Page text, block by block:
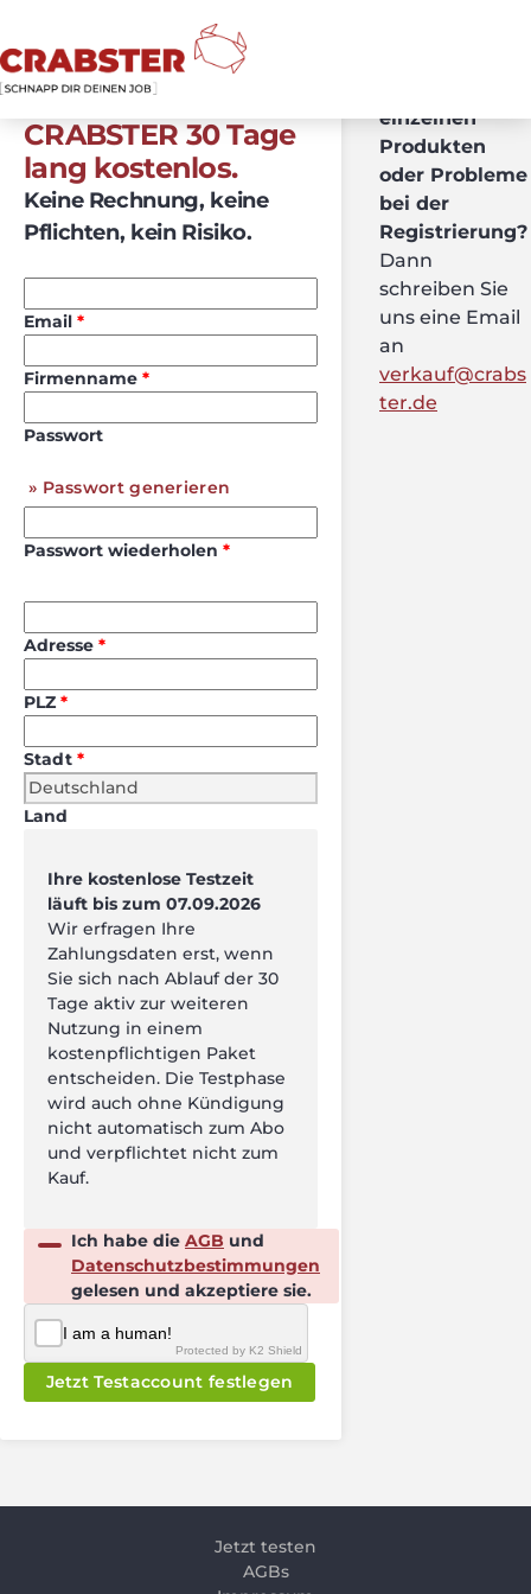
Nutzen Sie
CRABSTER 30 Tage
lang kostenlos.
Keine Rechnung, keine
Pflichten, kein Risiko.
Email
Firmenname
Passwort
Passwort generieren
Passwort wiederholen
Adresse
PLZ
Stadt
Land
Ihre kostenlose Testzeit
läuft bis zum 07.09.2026
Wir erfragen Ihre
Zahlungsdaten erst, wenn
Sie sich nach Ablauf der 30
Tage aktiv zur weiteren
Nutzung in einem
kostenpflichtigen Paket
entscheiden. Die Testphase
wird auch ohne Kündigung
nicht automatisch zum Abo
und verpflichtet nicht zum
Kauf.
Ich habe die AGB und
Datenschutzbestimmungen
gelesen und akzeptiere sie.
Jetzt Testaccount festlegen
einzelnen
Produkten
oder Probleme
bei der
Registrierung?
Dann
schreiben Sie
uns eine Email
an
verkauf@crabs
ter.de
Jetzt testen
AGBs